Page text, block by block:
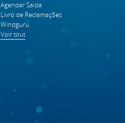
Agendar Saida
Livro de Reclamações
Windguru
Voir tout